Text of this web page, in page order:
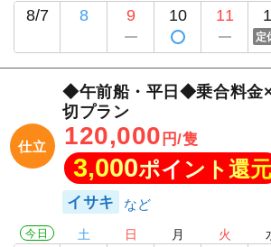
8/7 8 9 10 11
定
仕立
◆午前船・平日◆乗合料金
切プラン
120,000 円/隻
3,000ポイント還元
イサキ
今日 土 日 月 火